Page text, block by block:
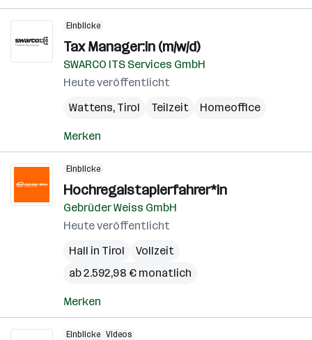
Einblicke
Tax Manager:in (m/w/d)
SWARCO ITS Services GmbH
Heute veröffentlicht
Wattens, Tirol Teilzeit Homeoffice
Merken
Einblicke
Hochregalstaplerfahrer*in
Gebrüder Weiss GmbH
Heute veröffentlicht
Hall in Tirol
Vollzeit
ab 2.592,98 € monatlich
Merken
Einblicke Videos